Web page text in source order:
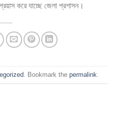
করে যাচ্ছে জেলা প্রশাসন।
. Bookmark the permalink